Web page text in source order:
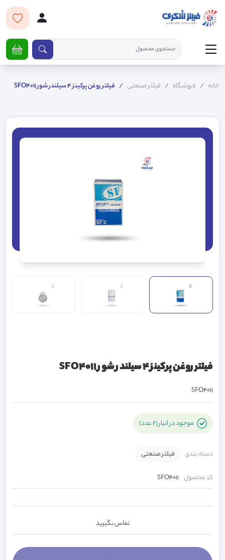
خانه فروشگاه فیلتر صنعتی فیلتر روغن پرکینز 4 سیلندر شور SFO4011
فیلتر روغن پرکینز 4 سیلندر شور SFO4011
SFO4011
موجود در انبار (2 عدد)
دسته بندی فیلتر صنعتی
کد محصول SFO4011
تماس بگیرید